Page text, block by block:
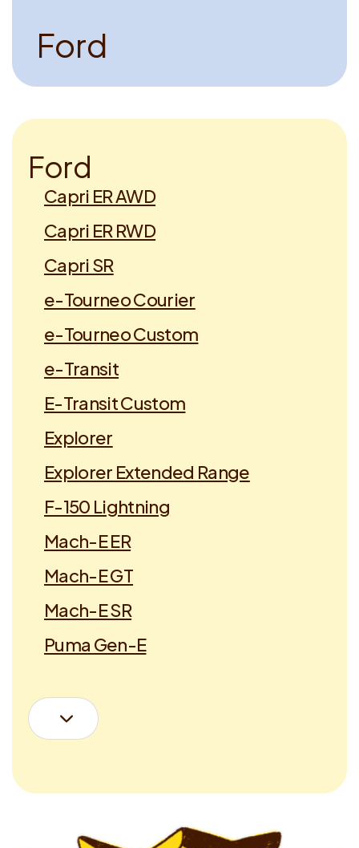
Dutch
Ford
Ford
Capri ER AWD
Capri ER RWD
Capri SR
e-Tourneo Courier
e-Tourneo Custom
e-Transit
E-Transit Custom
Explorer
Explorer Extended Range
F-150 Lightning
Mach-E ER
Mach-E GT
Mach-E SR
Puma Gen-E